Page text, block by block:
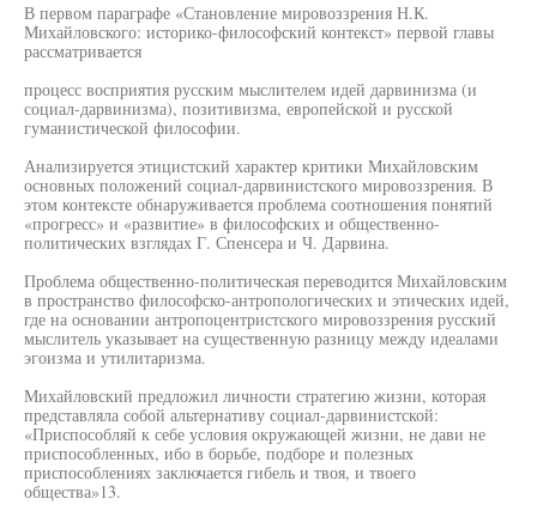
В первом параграфе «Становление мировоззрения Н.К.
Михайловского: историко-философский контекст» первой главы
рассматривается
процесс восприятия русским мыслителем идей дарвинизма (и
социал-дарвинизма), позитивизма, европейской и русской
гуманистической философии.
Анализируется этицистский характер критики Михайловским
основных положений социал-дарвинистского мировоззрения. В
этом контексте обнаруживается проблема соотношения понятий
«прогресс» и «развитие» в философских и общественно-
политических взглядах Г. Спенсера и Ч. Дарвина.
Проблема общественно-политическая переводится Михайловским
в пространство философско-антропологических и этических идей,
где на основании антропоцентристского мировоззрения русский
мыслитель указывает на существенную разницу между идеалами
эгоизма и утилитаризма.
Михайловский предложил личности стратегию жизни, которая
представляла собой альтернативу социал-дарвинистской:
«Приспособляй к себе условия окружающей жизни, не дави не
приспособленных, ибо в борьбе, подборе и полезных
приспособлениях заключается гибель и твоя, и твоего
общества»13.